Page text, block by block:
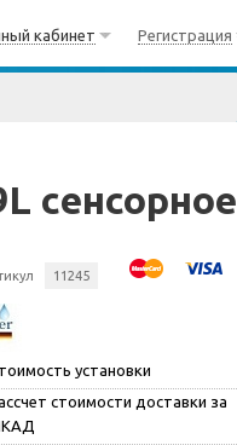
кабинет Регистрация
сенсорное
11245
установки
стоимости доставки за